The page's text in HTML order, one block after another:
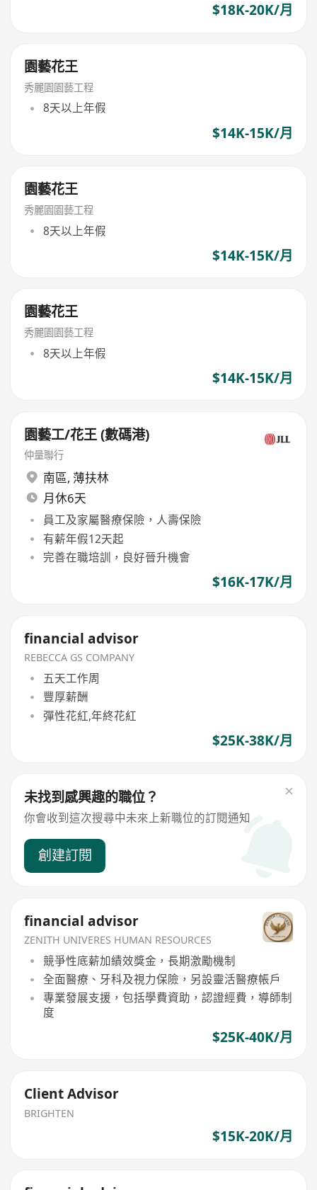
$18K-20K/月
園藝花王
秀麗園園藝工程
8天以上年假
$14K-15K/月
園藝花王
秀麗園園藝工程
8天以上年假
$14K-15K/月
園藝花王
秀麗園園藝工程
8天以上年假
$14K-15K/月
園藝工/花王 (數碼港)
仲量聯行
南區, 薄扶林
月休6天
員工及家屬醫療保險，人壽保險
有薪年假12天起
完善在職培訓，良好晉升機會
$16K-17K/月
financial advisor
REBECCA GS COMPANY
五天工作周
豐厚薪酬
彈性花紅,年終花紅
$25K-38K/月
未找到感興趣的職位？
你會收到這次搜尋中未來上新職位的訂閱通知
創建訂閱
financial advisor
ZENITH UNIVERES HUMAN RESOURCES
競爭性底薪加績效獎金，長期激勵機制
全面醫療、牙科及視力保險，另設靈活醫療帳戶
專業發展支援，包括學費資助，認證經費，導師制
度
$25K-40K/月
Client Advisor
BRIGHTEN
$15K-20K/月